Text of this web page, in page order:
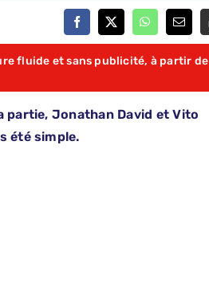
fluide et sans publicité, à partir de
partie, Jonathan David et Vito
été simple.